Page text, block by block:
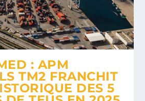
: APM
TM2 FRANCHIT
DES 5